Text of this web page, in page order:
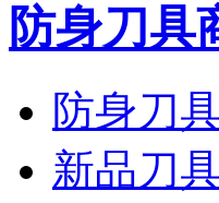
防身刀具
防身刀
新品刀